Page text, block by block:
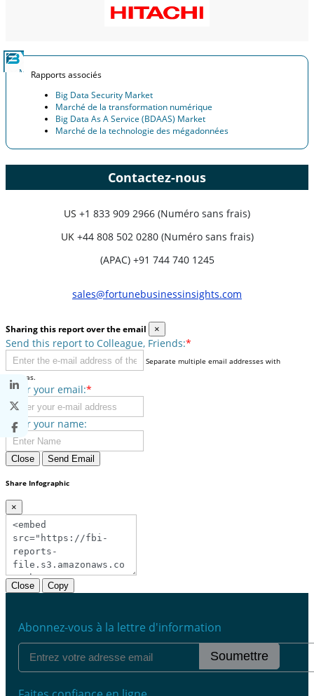
Rapports associés
Big Data Security Market
Marché de la transformation numérique
Big Data As A Service (BDAAS) Market
Marché de la technologie des mégadonnées
Contactez-nous
US +1 833 909 2966 (Numéro sans frais)
UK +44 808 502 0280 (Numéro sans frais)
(APAC) +91 744 740 1245
sales@fortunebusinessinsights.com
Sharing this report over the email ×
Send this report to Colleague, Friends:*
Separate multiple email addresses with
commas.
Enter your email:*
Enter your name:
Close Send Email
Share Infographic
×
Close Copy
Abonnez-vous à la lettre d'information
Soumettre